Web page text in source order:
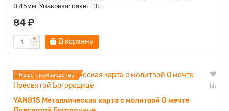
0,45мм. Упаковка: пакет. Эт..
84 ₽
В корзину
Наше производство
YAN815 Металлическая карта с молитвой О мечте